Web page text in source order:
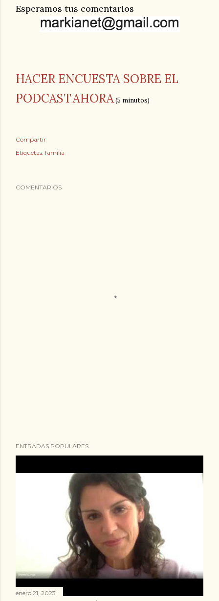
Esperamos tus comentarios
HACER ENCUESTA SOBRE EL
PODCASTAHORA(5 minutos)
Compartir
Etiquetas: familia
COMENTARIOS
ENTRADAS POPULARES
enero 21, 2023